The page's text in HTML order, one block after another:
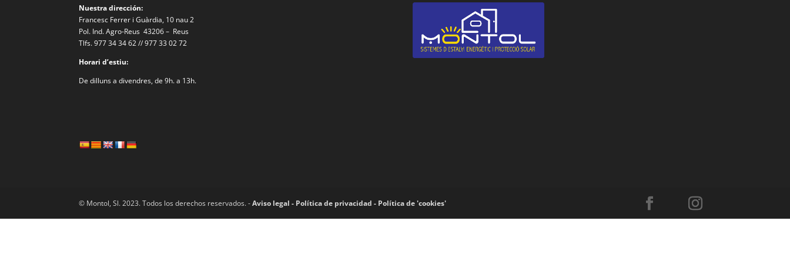
Nuestra dirección:
Francesc Ferrer i Guàrdia, 10 nau 2
Pol. Ind. Agro-Reus 43206 – Reus
Tlfs. 977 34 34 62 // 977 33 02 72
Horari d’estiu:
De dilluns a divendres, de 9h. a 13h.
© Montol, Sl. 2023. Todos los derechos reservados. -Aviso legal - Política de privacidad - Política de 'cookies'